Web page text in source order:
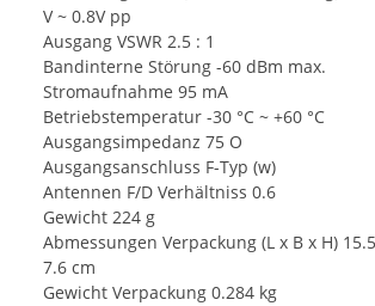
V ~ 0.8V pp
Ausgang VSWR 2.5 : 1
Bandinterne Störung -60 dBm max.
Stromaufnahme 95 mA
Betriebstemperatur -30 °C ~ +60 °C
Ausgangsimpedanz 75 O
Ausgangsanschluss F-Typ (w)
Antennen F/D Verhältniss 0.6
Gewicht 224 g
Abmessungen Verpackung (L x B x H)
7.6 cm
Gewicht Verpackung 0.284 kg